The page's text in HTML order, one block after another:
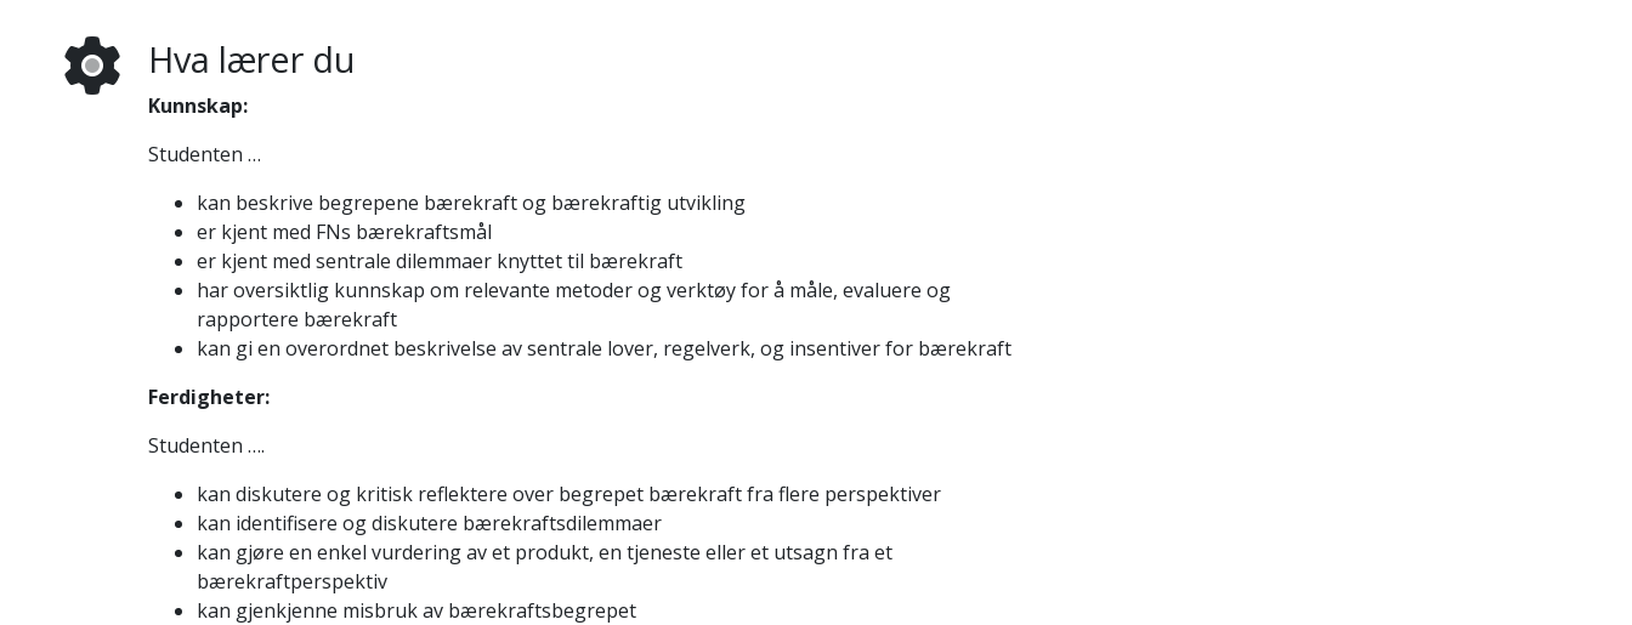
Hva lærer du
Kunnskap:
Studenten …
kan beskrive begrepene bærekraft og bærekraftig utvikling
er kjent med FNs bærekraftsmål
er kjent med sentrale dilemmaer knyttet til bærekraft
har oversiktlig kunnskap om relevante metoder og verktøy for å måle, evaluere og
rapportere bærekraft
kan gi en overordnet beskrivelse av sentrale lover, regelverk, og insentiver for bærekraft
Ferdigheter:
Studenten ….
kan diskutere og kritisk reflektere over begrepet bærekraft fra flere perspektiver
kan identifisere og diskutere bærekraftsdilemmaer
kan gjøre en enkel vurdering av et produkt, en tjeneste eller et utsagn fra et
bærekraftperspektiv
kan gjenkjenne misbruk av bærekraftsbegrepet